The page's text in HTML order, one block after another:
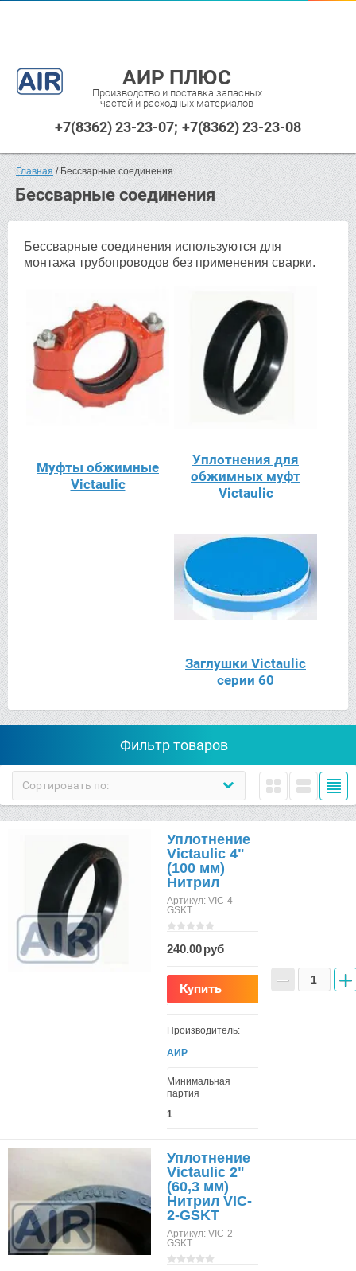
АИР ПЛЮС
Производство и поставка запасных
частей и расходных материалов
+7(8362) 23-23-07 +7(8362) 23-23-08
Главная / Бессварные соединения
Бессварные соединения
Бессварные соединения используются для
монтажа трубопроводов без применения сварки.
Муфты обжимные
Victaulic
Уплотнения для
обжимных муфт
Victaulic
Заглушки Victaulic
серии 60
Фильтр товаров
Сортировать по:
Уплотнение
Victaulic 4"
(100 мм)
Нитрил
Артикул: VIC-4-
GSKT
240.00
Купить
Производитель:
АИР
Минимальная
партия
1
− +
Уплотнение
Victaulic 2"
(60,3 мм)
Нитрил VIC-
2-GSKT
Артикул: VIC-2-
GSKT